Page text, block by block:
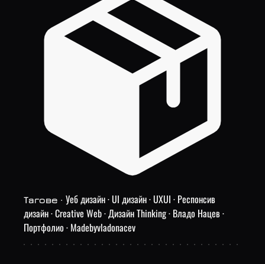
Тагове · Уеб дизайн · UI дизайн · UXUI · Респонсив
дизайн · Creative Web · Дизайн Thinking · Владо Нацев ·
Портфолио · Madebyvladonacev